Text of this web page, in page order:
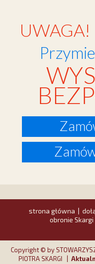
UWAGA!
strona główna
obronie Skargi
Copyright © by
PIOTRA SKARGI |